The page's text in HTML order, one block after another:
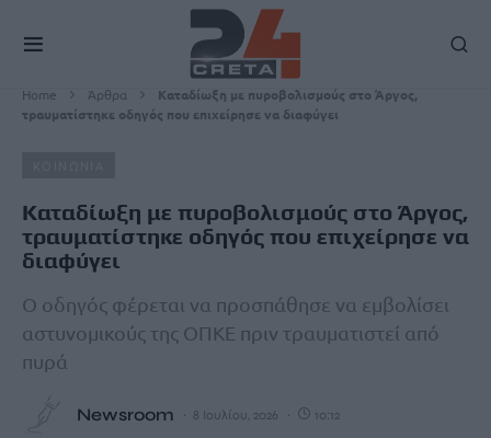
Home Άρθρα
Καταδίωξη με πυροβολισμούς στο Άργος,
τραυματίστηκε οδηγός που επιχείρησε να διαφύγει
Καταδίωξη με πυροβολισμούς στο Άργος,
τραυματίστηκε οδηγός που επιχείρησε να
διαφύγει
Ο οδηγός φέρεται να προσπάθησε να εμβολίσει
αστυνομικούς της ΟΠΚΕ πριν τραυματιστεί από
πυρά
Newsroom 8 Ιουλίου, 2026 10:12